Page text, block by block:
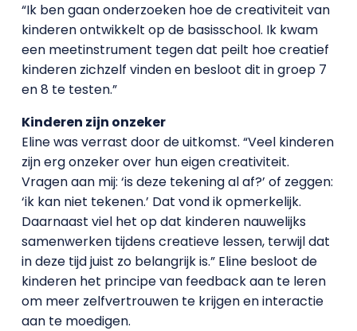
“Ik ben gaan onderzoeken hoe de creativiteit van
kinderen ontwikkelt op de basisschool. Ik kwam
een meetinstrument tegen dat peilt hoe creatief
kinderen zichzelf vinden en besloot dit in groep 7
en 8 te testen.”
Kinderen zijn onzeker
Eline was verrast door de uitkomst. “Veel kinderen
zijn erg onzeker over hun eigen creativiteit.
Vragen aan mij: ‘is deze tekening al af?’ of zeggen:
‘ik kan niet tekenen.’ Dat vond ik opmerkelijk.
Daarnaast viel het op dat kinderen nauwelijks
samenwerken tijdens creatieve lessen, terwijl dat
in deze tijd juist zo belangrijk is.” Eline besloot de
kinderen het principe van feedback aan te leren
om meer zelfvertrouwen te krijgen en interactie
aan te moedigen.